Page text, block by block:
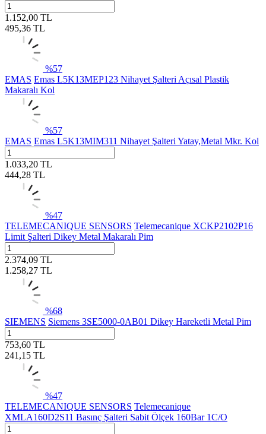
1.152,00 TL
495,36 TL
%57
EMAS Emas L5K13MEP123 Nihayet Şalteri Açısal Plastik
Makaralı Kol
%57
EMAS Emas L5K13MIM311 Nihayet Şalteri Yatay,Metal Mkr. Kol
1.033,20 TL
444,28 TL
%47
TELEMECANIQUE SENSORS Telemecanique XCKP2102P16
Limit Şalteri Dikey Metal Makaralı Pim
2.374,09 TL
1.258,27 TL
%68
SIEMENS Siemens 3SE5000-0AB01 Dikey Hareketli Metal Pim
753,60 TL
241,15 TL
%47
TELEMECANIQUE SENSORS Telemecanique
XMLA160D2S11 Basınç Şalteri Sabit Ölçek 160Bar 1C/O